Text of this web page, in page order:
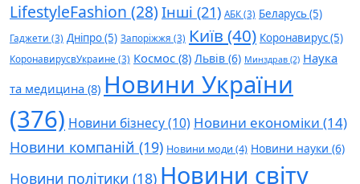
LifestyleFashion (28) Інші (21) АБК(3) Беларусь(5)
Гаджети (3) Дніпро(5) Запоріжжя (3) Київ (40) Коронавирус(5)
КоронавирусвУкраине (3) Космос (8) Львів (6) Минздрав (2) Наука
та медицина (8) Новини України
(376) Новини бізнесу(10) Новини економіки (14)
Новини компаній (19) Новини моди (4) Новини науки (6)
Новини політики (18) Новини світу